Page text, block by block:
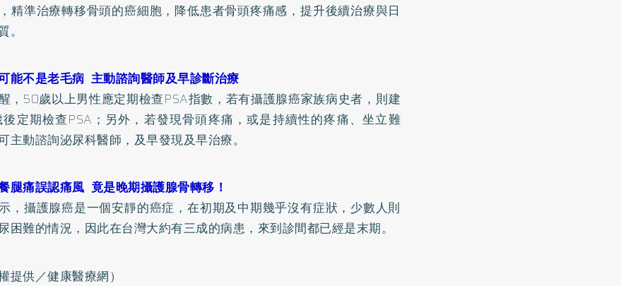
精準治療轉移骨頭的癌細胞，降低患者骨頭疼痛感，提升後續治療與日
。
能不是老毛病 主動諮詢醫師及早診斷治療
，50歲以上男性應定期檢查PSA指數，若有攝護腺癌家族病史者，則建
定期檢查PSA；另外，若發現骨頭疼痛，或是持續性的疼痛、坐立難
主動諮詢泌尿科醫師，及早發現及早治療。
腿痛誤認痛風 竟是晚期攝護腺骨轉移！
，攝護腺癌是一個安靜的癌症，在初期及中期幾乎沒有症狀，少數人則
困難的情況，因此在台灣大約有三成的病患，來到診間都已經是末期。
提供／健康醫療網）